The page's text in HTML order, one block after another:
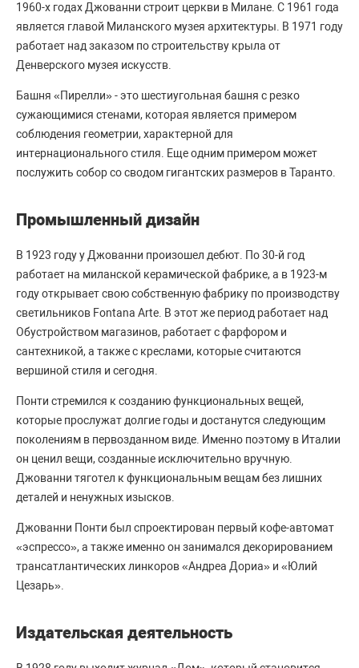
1960-х годах Джованни строит церкви в Милане. С 1961 года
является главой Миланского музея архитектуры. В 1971 году
работает над заказом по строительству крыла от
Денверского музея искусств.
Башня «‎Пирелли» - это шестиугольная башня с резко
сужающимися стенами, которая является примером
соблюдения геометрии, характерной для
интернационального стиля. Еще одним примером может
послужить собор со сводом гигантских размеров в Таранто.
Промышленный дизайн
В 1923 году у Джованни произошел дебют. По 30-й год
работает на миланской керамической фабрике, а в 1923-м
году открывает свою собственную фабрику по производству
светильников Fontana Arte. В этот же период работает над
Обустройством магазинов, работает с фарфором и
сантехникой, а также с креслами, которые считаются
вершиной стиля и сегодня.
Понти стремился к созданию функциональных вещей,
которые прослужат долгие годы и достанутся следующим
поколениям в первозданном виде. Именно поэтому в Италии
он ценил вещи, созданные исключительно вручную.
Джованни тяготел к функциональным вещам без лишних
деталей и ненужных изысков.
Джованни Понти был спроектирован первый кофе-автомат
«‎эспрессо», а также именно он занимался декорированием
трансатлантических линкоров «‎Андреа Дориа» и «‎Юлий
Цезарь».
Издательская деятельность